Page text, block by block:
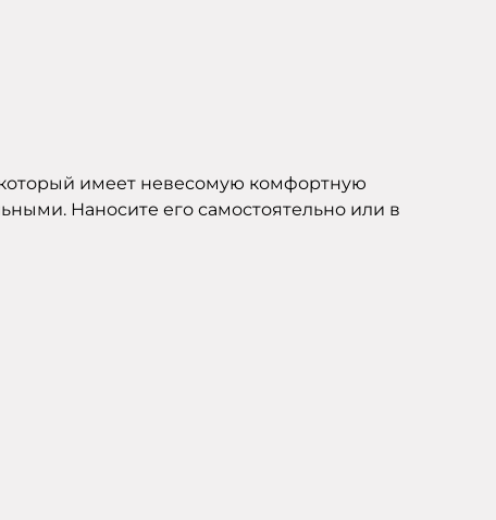
имеет невесомую комфортную
Наносите его самостоятельно или в